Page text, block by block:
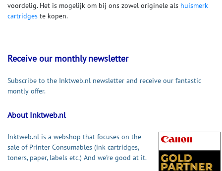
voordelig. Het is mogelijk om bij ons zowel originele als huismerk
cartridges te kopen.
Receive our monthly newsletter
Subscribe to the Inktweb.nl newsletter and receive our fantastic
montly offer.
About Inktweb.nl
Inktweb.nl is a webshop that focuses on the
sale of Printer Consumables (ink cartridges,
toners, paper, labels etc.) And we're good at it.